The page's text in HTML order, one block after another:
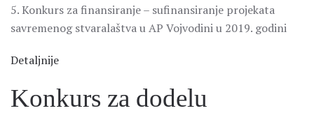
5. Konkurs za finansiranje – sufinansiranje projekata
savremenog stvaralaštva u AP Vojvodini u 2019. godini
Detaljnije
Konkurs za dodelu